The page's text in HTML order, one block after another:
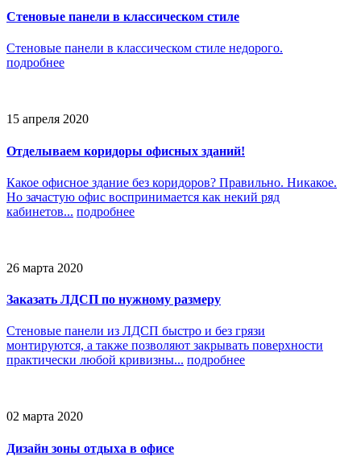
Стеновые панели в классическом стиле
Стеновые панели в классическом стиле недорого.
подробнее
15 апреля 2020
Отделываем коридоры офисных зданий!
Какое офисное здание без коридоров? Правильно. Никакое.
Но зачастую офис воспринимается как некий ряд
кабинетов... подробнее
26 марта 2020
Заказать ЛДСП по нужному размеру
Стеновые панели из ЛДСП быстро и без грязи
монтируются, а также позволяют закрывать поверхности
практически любой кривизны... подробнее
02 марта 2020
Дизайн зоны отдыха в офисе